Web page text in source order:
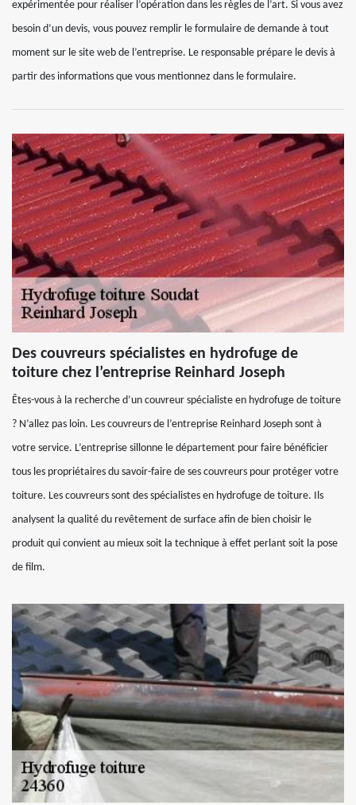
expérimentée pour réaliser l’opération dans les règles de l’art. Si vous avez
besoin d’un devis, vous pouvez remplir le formulaire de demande à tout
moment sur le site web de l’entreprise. Le responsable prépare le devis à
partir des informations que vous mentionnez dans le formulaire.
Des couvreurs spécialistes en hydrofuge de
toiture chez l’entreprise Reinhard Joseph
Êtes-vous à la recherche d’un couvreur spécialiste en hydrofuge de toiture
? N’allez pas loin. Les couvreurs de l’entreprise Reinhard Joseph sont à
votre service. L’entreprise sillonne le département pour faire bénéficier
tous les propriétaires du savoir-faire de ses couvreurs pour protéger votre
toiture. Les couvreurs sont des spécialistes en hydrofuge de toiture. Ils
analysent la qualité du revêtement de surface afin de bien choisir le
produit qui convient au mieux soit la technique à effet perlant soit la pose
de film.